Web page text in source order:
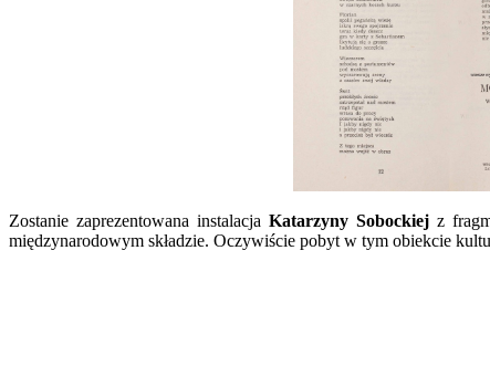
Zostanie zaprezentowana instalacjaKatarzyny Sobockiejz
międzynarodowym składzie. Oczywiście pobyt w tym obiekcie